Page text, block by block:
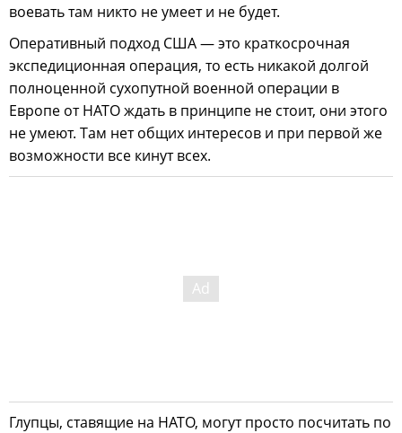
воевать там никто не умеет и не будет.
Оперативный подход США — это краткосрочная
экспедиционная операция, то есть никакой долгой
полноценной сухопутной военной операции в
Европе от НАТО ждать в принципе не стоит, они этого
не умеют. Там нет общих интересов и при первой же
возможности все кинут всех.
Глупцы, ставящие на НАТО, могут просто посчитать по